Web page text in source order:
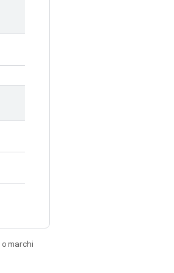
o marchi